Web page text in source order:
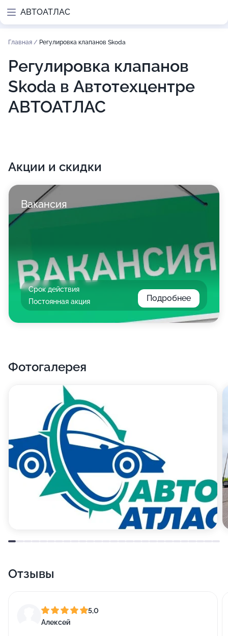
АВТОАТЛАС
Главная / Регулировка клапанов Skoda
Регулировка клапанов
Skoda в Автотехцентре
АВТОАТЛАС
Акции и скидки
Вакансия
Срок действия
Постоянная акция
Подробнее
Фотогалерея
Отзывы
5,0
Алексей